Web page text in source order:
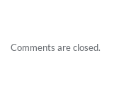
Comments are closed.